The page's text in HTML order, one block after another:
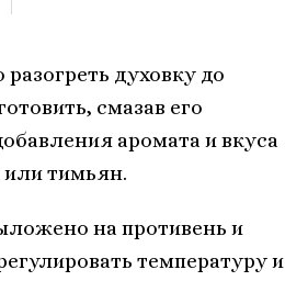
духовку до
смазав его
аромата и вкуса
или тимьян.
на противень и
температуру и